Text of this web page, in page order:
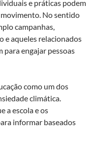
e práticas podem
movimento. No sentido
campanhas,
e aqueles relacionados
para engajar pessoas
como um dos
climática.
a escola e os
informar baseados